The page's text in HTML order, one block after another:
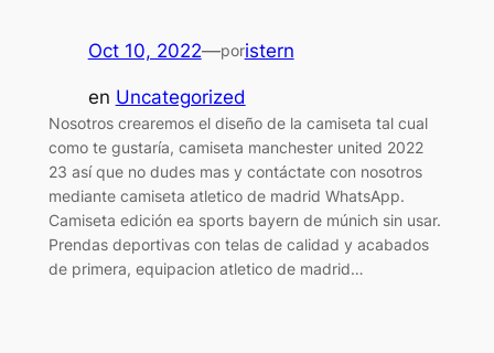
Oct 10, 2022—poristern
en Uncategorized
Nosotros crearemos el diseño de la camiseta tal cual
como te gustaría, camiseta manchester united 2022
23 así que no dudes mas y contáctate con nosotros
mediante camiseta atletico de madrid WhatsApp.
Camiseta edición ea sports bayern de múnich sin usar.
Prendas deportivas con telas de calidad y acabados
de primera, equipacion atletico de madrid…